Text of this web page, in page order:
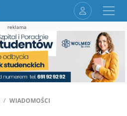
reklama
WIADOMOŚCI